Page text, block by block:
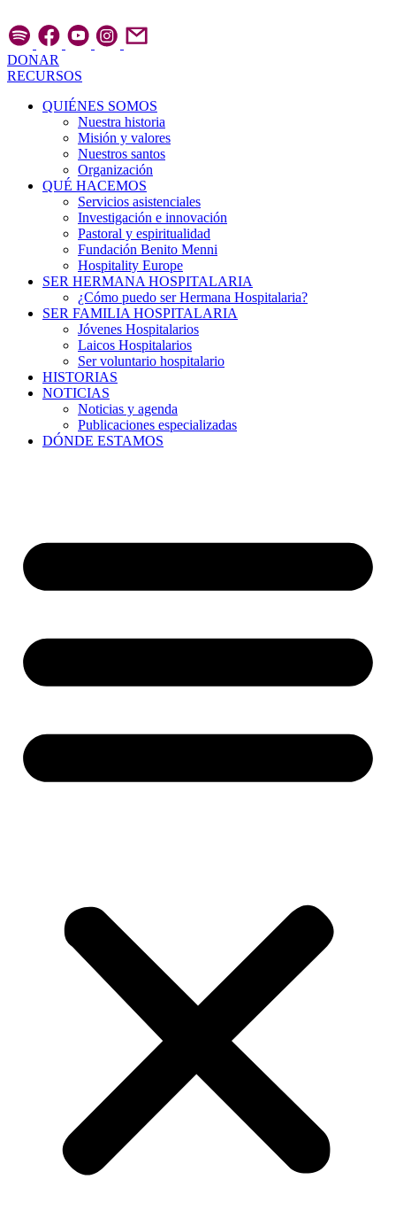
al
contenido
DONAR
RECURSOS
QUIÉNES SOMOS
Nuestra historia
Misión y valores
Nuestros santos
Organización
QUÉ HACEMOS
Servicios asistenciales
Investigación e innovación
Pastoral y espiritualidad
Fundación Benito Menni
Hospitality Europe
SER HERMANA HOSPITALARIA
¿Cómo puedo ser Hermana Hospitalaria?
SER FAMILIA HOSPITALARIA
Jóvenes Hospitalarios
Laicos Hospitalarios
Ser voluntario hospitalario
HISTORIAS
NOTICIAS
Noticias y agenda
Publicaciones especializadas
DÓNDE ESTAMOS